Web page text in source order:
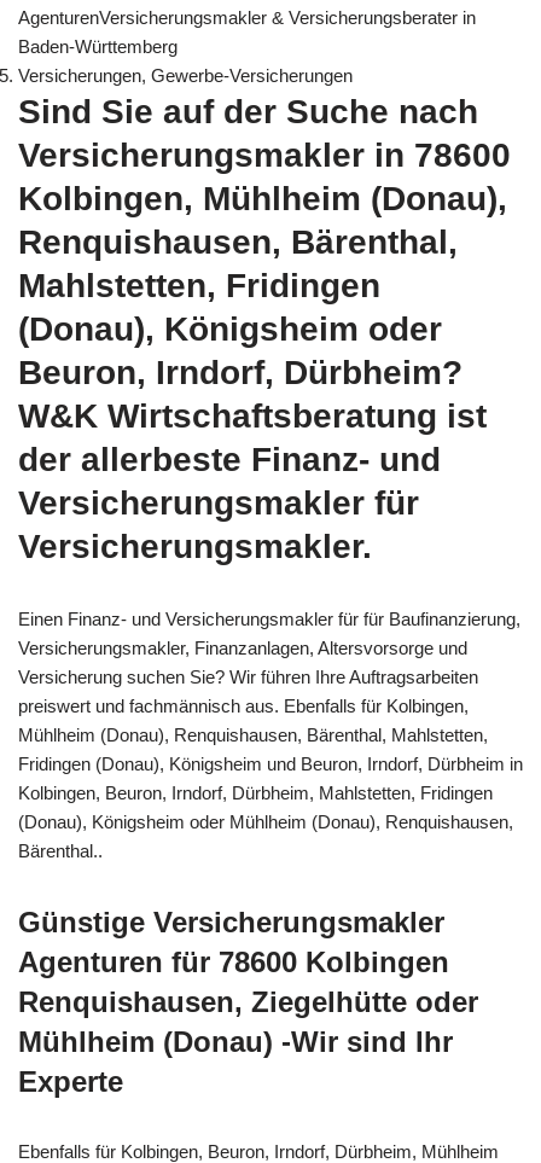
AgenturenVersicherungsmakler & Versicherungsberater in
Baden-Württemberg
Versicherungen, Gewerbe-Versicherungen
Sind Sie auf der Suche nach
Versicherungsmakler in 78600
Kolbingen, Mühlheim (Donau),
Renquishausen, Bärenthal,
Mahlstetten, Fridingen
(Donau), Königsheim oder
Beuron, Irndorf, Dürbheim?
W&K Wirtschaftsberatung ist
der allerbeste Finanz- und
Versicherungsmakler für
Versicherungsmakler.
Einen Finanz- und Versicherungsmakler für für Baufinanzierung,
Versicherungsmakler, Finanzanlagen, Altersvorsorge und
Versicherung suchen Sie? Wir führen Ihre Auftragsarbeiten
preiswert und fachmännisch aus. Ebenfalls für Kolbingen,
Mühlheim (Donau), Renquishausen, Bärenthal, Mahlstetten,
Fridingen (Donau), Königsheim und Beuron, Irndorf, Dürbheim in
Kolbingen, Beuron, Irndorf, Dürbheim, Mahlstetten, Fridingen
(Donau), Königsheim oder Mühlheim (Donau), Renquishausen,
Bärenthal..
Günstige Versicherungsmakler
Agenturen für 78600 Kolbingen
Renquishausen, Ziegelhütte oder
Mühlheim (Donau) -Wir sind Ihr
Experte
Ebenfalls für Kolbingen, Beuron, Irndorf, Dürbheim, Mühlheim